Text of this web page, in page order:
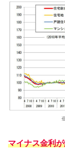
マイナス金利